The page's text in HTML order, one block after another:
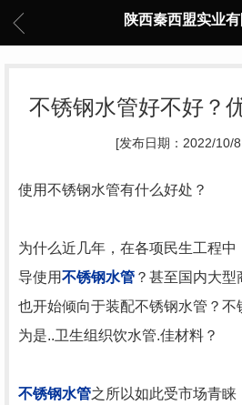
陕西秦西盟实业有
不锈钢水管好不好？
[发布日期：2022/10/
使用不锈钢水管有什么好处？
为什么近几年，在各项民生工程中
导使用不锈钢水管 ？甚至国内大
也开始倾向于装配不锈钢水管？
为是..卫生组织饮水管.佳材料？
不锈钢水管之所以如此受市场青